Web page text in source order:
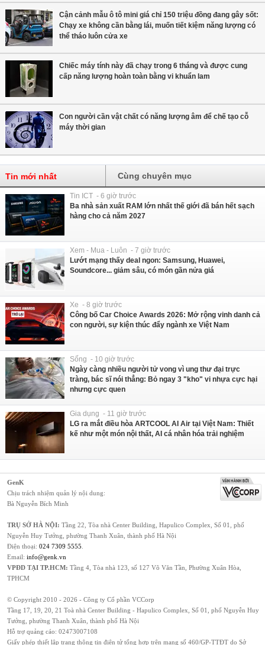
Cận cảnh mẫu ô tô mini giá chỉ 150 triệu đồng đang gây sốt:
Chạy xe không cần bằng lái, muốn tiết kiệm năng lượng có
thể tháo luôn cửa xe
Chiếc máy tính này đã chạy trong 6 tháng và được cung
cấp năng lượng hoàn toàn bằng vi khuẩn lam
Con người cần vật chất có năng lượng âm để chế tạo cỗ
máy thời gian
Tin mới nhất Cùng chuyên mục
Tin ICT - 6 giờ trước
Ba nhà sản xuất RAM lớn nhất thế giới đã bán hết sạch
hàng cho cả năm 2027
Xem - Mua - Luôn - 7 giờ trước
Lướt mạng thấy deal ngon: Samsung, Huawei,
Soundcore... giảm sâu, có món gần nửa giá
Xe - 8 giờ trước
Công bố Car Choice Awards 2026: Mở rộng vinh danh cả
con người, sự kiện thúc đẩy ngành xe Việt Nam
Sống - 10 giờ trước
Ngày càng nhiều người tử vong vì ung thư đại trực
tràng, bác sĩ nói thẳng: Bỏ ngay 3 "kho" vi nhựa cực hại
nhưng cực quen
Gia dụng - 11 giờ trước
LG ra mắt điều hòa ARTCOOL AI Air tại Việt Nam: Thiết
kế như một món nội thất, AI cá nhân hóa trải nghiệm
GenK
Chịu trách nhiệm quản lý nội dung:
Bà Nguyễn Bích Minh
TRỤ SỞ HÀ NỘI: Tầng 22, Tòa nhà Center Building, Hapulico Complex, Số 01, phố
Nguyễn Huy Tưởng, phường Thanh Xuân, thành phố Hà Nội
Điện thoại: 024 7309 5555
Email: info@genk.vn
VPĐD TẠI TP.HCM: Tầng 4, Tòa nhà 123, số 127 Võ Văn Tần, Phường Xuân Hòa,
TPHCM
© Copyright 2010 - 2026 - Công ty Cổ phần VCCorp
Tầng 17, 19, 20, 21 Toà nhà Center Building - Hapulico Complex, Số 01, phố Nguyễn Huy
Tưởng, phường Thanh Xuân, thành phố Hà Nội
Hỗ trợ quảng cáo: 02473007108
Giấy phép thiết lập trang thông tin điện tử tổng hợp trên mạng số 460/GP-TTĐT do Sở